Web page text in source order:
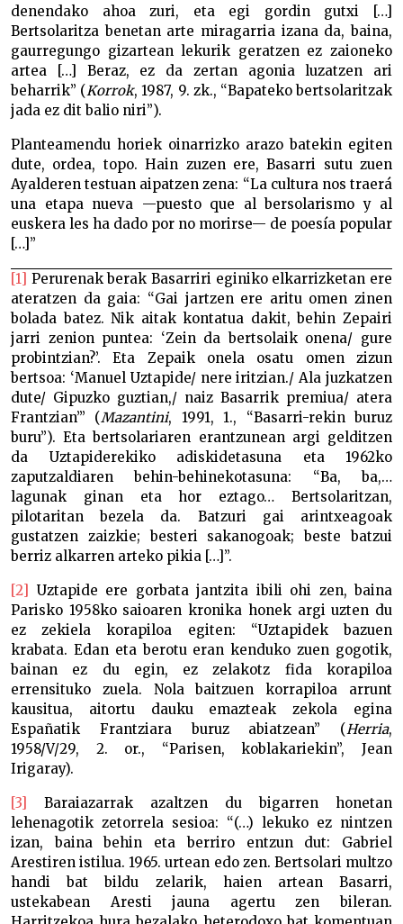
denendako ahoa zuri, eta egi gordin gutxi […]
Bertsolaritza benetan arte miragarria izana da, baina,
gaurregungo gizartean lekurik geratzen ez zaioneko
artea […] Beraz, ez da zertan agonia luzatzen ari
beharrik” (Korrok, 1987, 9. zk., “Bapateko bertsolaritzak
jada ez dit balio niri”).
Planteamendu horiek oinarrizko arazo batekin egiten
dute, ordea, topo. Hain zuzen ere, Basarri sutu zuen
Ayalderen testuan aipatzen zena: “La cultura nos traerá
una etapa nueva —puesto que al bersolarismo y al
euskera les ha dado por no morirse— de poesía popular
[…]”
[1] Perurenak berak Basarriri eginiko elkarrizketan ere
ateratzen da gaia: “Gai jartzen ere aritu omen zinen
bolada batez. Nik aitak kontatua dakit, behin Zepairi
jarri zenion puntea: ‘Zein da bertsolaik onena/ gure
probintzian?’. Eta Zepaik onela osatu omen zizun
bertsoa: ‘Manuel Uztapide/ nere iritzian./ Ala juzkatzen
dute/ Gipuzko guztian,/ naiz Basarrik premiua/ atera
Frantzian’” (Mazantini, 1991, 1., “Basarri-rekin buruz
buru”). Eta bertsolariaren erantzunean argi gelditzen
da Uztapiderekiko adiskidetasuna eta 1962ko
zaputzaldiaren behin-behinekotasuna: “Ba, ba,…
lagunak ginan eta hor eztago… Bertsolaritzan,
pilotaritan bezela da. Batzuri gai arintxeagoak
gustatzen zaizkie; besteri sakanogoak; beste batzui
berriz alkarren arteko pikia […]”.
[2] Uztapide ere gorbata jantzita ibili ohi zen, baina
Parisko 1958ko saioaren kronika honek argi uzten du
ez zekiela korapiloa egiten: “Uztapidek bazuen
krabata. Edan eta berotu eran kenduko zuen gogotik,
bainan ez du egin, ez zelakotz fida korapiloa
errensituko zuela. Nola baitzuen korrapiloa arrunt
kausitua, aitortu dauku emazteak zekola egina
Españatik Frantziara buruz abiatzean” (Herria,
1958/V/29, 2. or., “Parisen, koblakariekin”, Jean
Irigaray).
[3] Baraiazarrak azaltzen du bigarren honetan
lehenagotik zetorrela sesioa: “(…) lekuko ez nintzen
izan, baina behin eta berriro entzun dut: Gabriel
Arestiren istilua. 1965. urtean edo zen. Bertsolari multzo
handi bat bildu zelarik, haien artean Basarri,
ustekabean Aresti jauna agertu zen bileran.